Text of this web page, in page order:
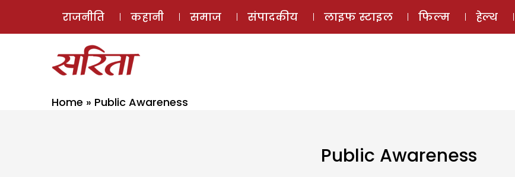
ई-मैगज़ीन
राजनीति कहानी समाज संपादकीय लाइफ स्टाइल फिल्म हेल्थ
Home » Public Awareness
Public Awareness